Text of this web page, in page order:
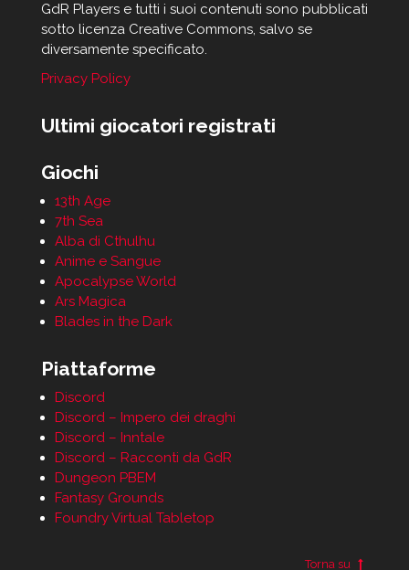
GdR Players e tutti i suoi contenuti sono pubblicati
sotto licenza Creative Commons, salvo se
diversamente specificato.
Privacy Policy
Ultimi giocatori registrati
Giochi
13th Age
7th Sea
Alba di Cthulhu
Anime e Sangue
Apocalypse World
Ars Magica
Blades in the Dark
Piattaforme
Discord
Discord – Impero dei draghi
Discord – Inntale
Discord – Racconti da GdR
Dungeon PBEM
Fantasy Grounds
Foundry Virtual Tabletop
Torna su